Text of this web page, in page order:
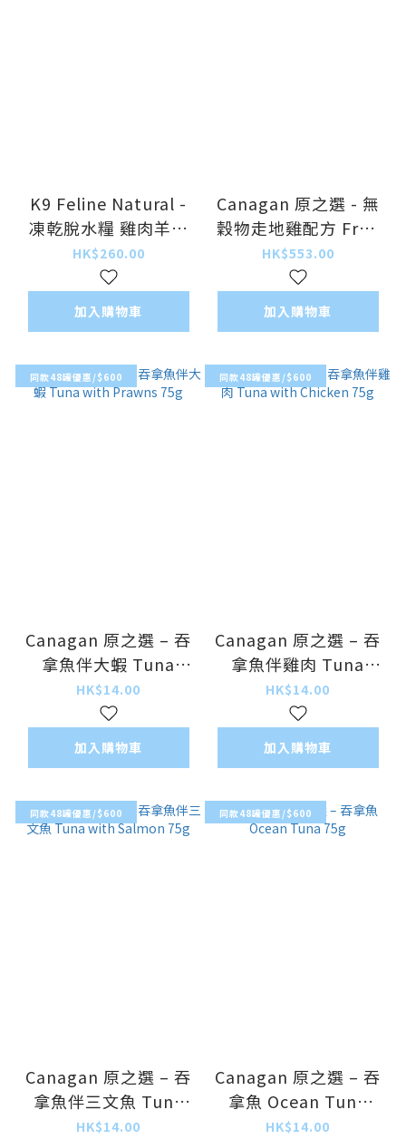
K9 Feline Natural -
凍乾脫水糧 雞肉羊肉
盛宴 Freeze Dried
Chicken and Lamb
Feast 320g
HK$260.00
加入購物車
Canagan 原之選 - 無
穀物走地雞配方 Free
Run Chicken 4kg
HK$553.00
加入購物車
同款48罐優惠/$600
Canagan 原之選 – 吞
拿魚伴大蝦 Tuna
with Prawns 75g
HK$14.00
加入購物車
同款48罐優惠/$600
Canagan 原之選 – 吞
拿魚伴雞肉 Tuna
with Chicken 75g
HK$14.00
加入購物車
同款48罐優惠/$600
Canagan 原之選 – 吞
拿魚伴三文魚 Tuna
with Salmon 75g
HK$14.00
同款48罐優惠/$600
Canagan 原之選 – 吞
拿魚 Ocean Tuna
75g
HK$14.00